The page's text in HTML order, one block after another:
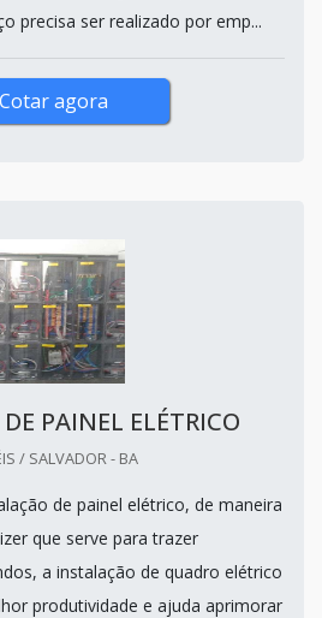
precisa ser realizado por emp...
Cotar agora
PAINEL ELÉTRICO
/ SALVADOR - BA
de painel elétrico, de maneira
que serve para trazer
a instalação de quadro elétrico
produtividade e ajuda aprimorar